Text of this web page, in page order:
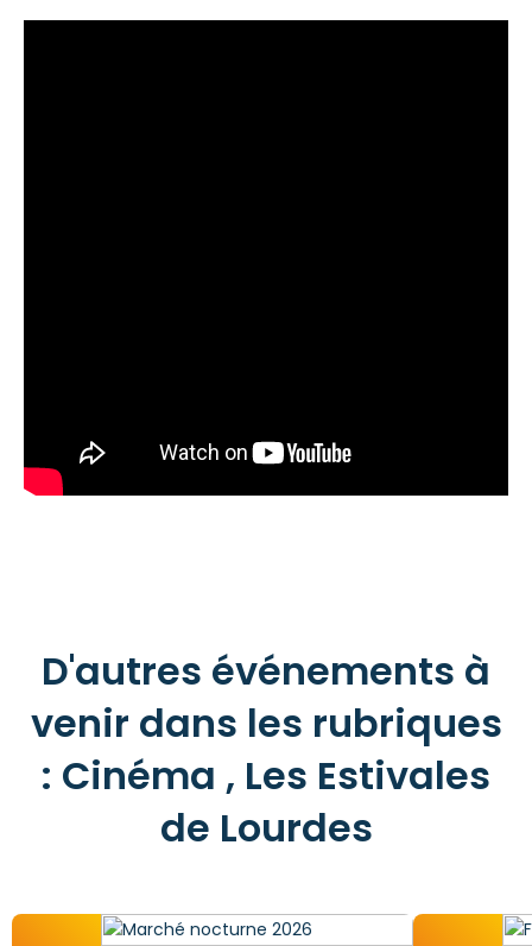
D'autres événements à
venir dans les rubriques
: Cinéma , Les Estivales
de Lourdes